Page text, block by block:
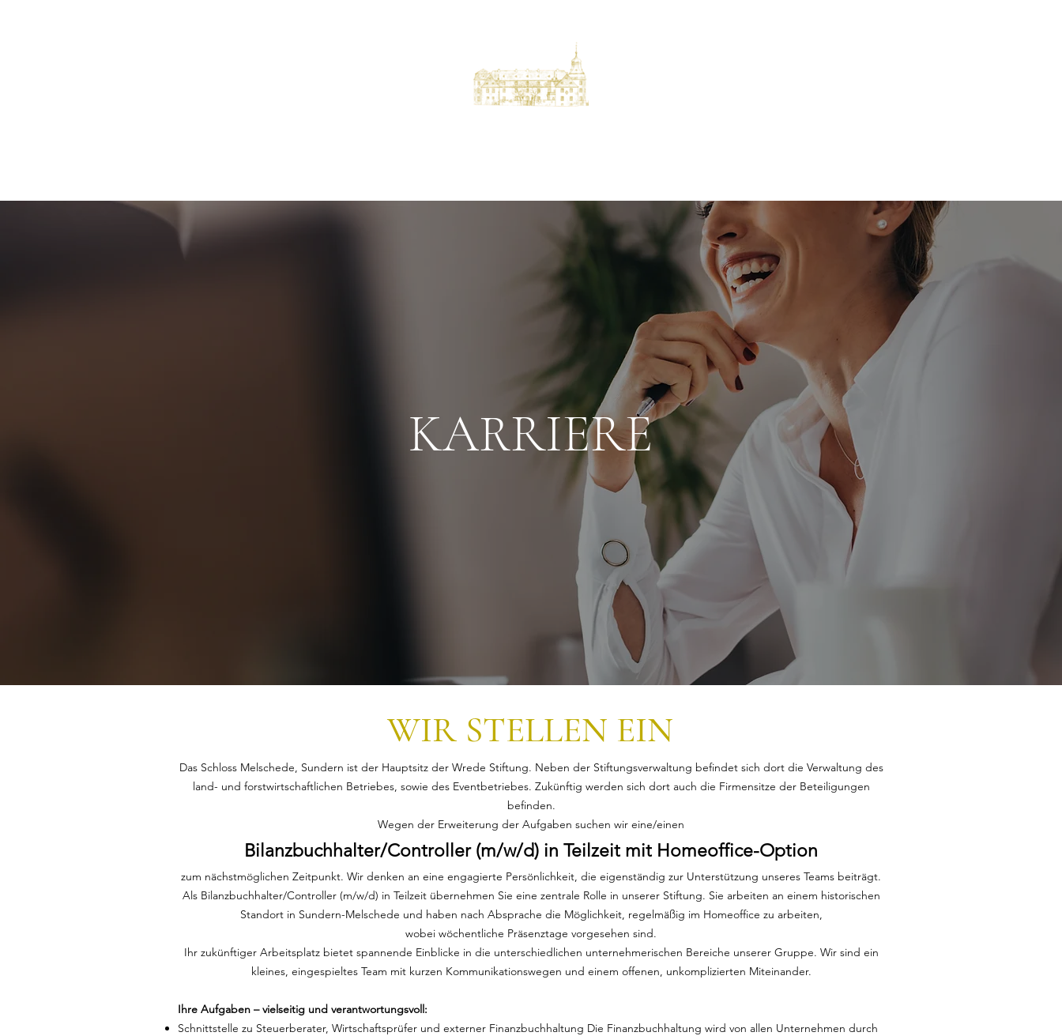
KARRIERE
WIR STELLEN EIN
Das Schloss Melschede, Sundern ist der Hauptsitz der Wrede Stiftung. Neben der Stiftungsverwaltung befindet sich dort die Verwaltung des
land- und forstwirtschaftlichen Betriebes, sowie des Eventbetriebes. Zukünftig werden sich dort auch die Firmensitze der Beteiligungen
befinden.
Wegen der Erweiterung der Aufgaben suchen wir eine/einen
Bilanzbuchhalter/Controller (m/w/d) in Teilzeit mit Homeoffice-Option
zum nächstmöglichen Zeitpunkt. Wir denken an eine engagierte Persönlichkeit, die eigenständig zur Unterstützung unseres Teams beiträgt.
Als Bilanzbuchhalter/Controller (m/w/d) in Teilzeit übernehmen Sie eine zentrale Rolle in unserer Stiftung. Sie arbeiten an einem historischen
Standort in Sundern-Melschede und haben nach Absprache die Möglichkeit, regelmäßig im Homeoffice zu arbeiten,
wobei wöchentliche Präsenztage vorgesehen sind.
Ihr zukünftiger Arbeitsplatz bietet spannende Einblicke in die unterschiedlichen unternehmerischen Bereiche unserer Gruppe. Wir sind ein
kleines, eingespieltes Team mit kurzen Kommunikationswegen und einem offenen, unkomplizierten Miteinander.
Ihre Aufgaben – vielseitig und verantwortungsvoll:
Schnittstelle zu Steuerberater, Wirtschaftsprüfer und externer Finanzbuchhaltung Die Finanzbuchhaltung wird von allen Unternehmen durch